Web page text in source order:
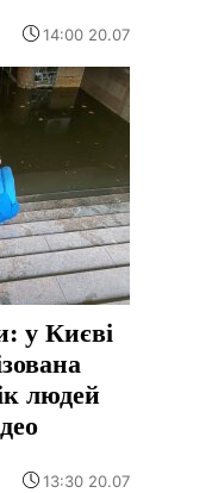
14:00 20.07
у Києві
людей
13:30 20.07